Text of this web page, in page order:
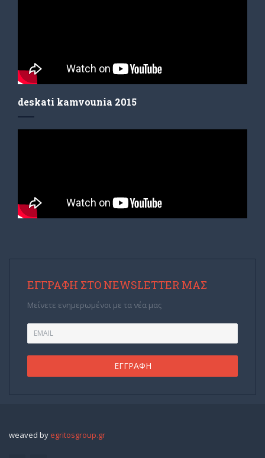
deskati kamvounia 2015
ΕΓΓΡΑΦΉ ΣΤΟ NEWSLETTER ΜΑΣ
Μείνετε ενημερωμένοι με τα νέα μας
weaved by egritosgroup.gr